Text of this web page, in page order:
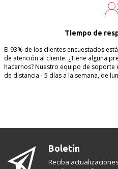
Tiempo de
El 93% de los clientes encuestados
de atención al cliente. ¿Tiene alguna
hacernos? Nuestro equipo de soporte
de distancia - 5 días a la semana, de
Boletín
Reciba